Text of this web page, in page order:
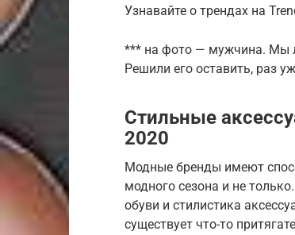
Узнавайте о трендах на
*** на фото — мужчина. Мы
Решили его оставить, раз
Стильные
2020
Модные бренды имеют
модного сезона и не
обуви и стилистика
существует что-то